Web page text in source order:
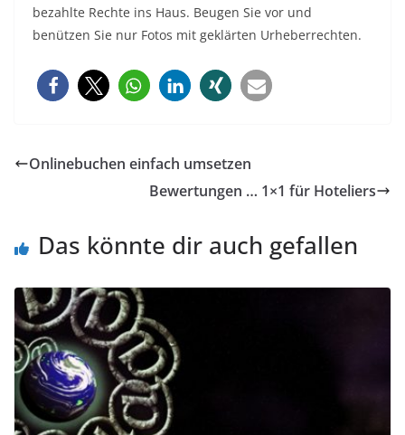
bezahlte Rechte ins Haus. Beugen Sie vor und
benützen Sie nur Fotos mit geklärten Urheberrechten.
Onlinebuchen einfach umsetzen
Bewertungen … 1×1 für Hoteliers
Das könnte dir auch gefallen